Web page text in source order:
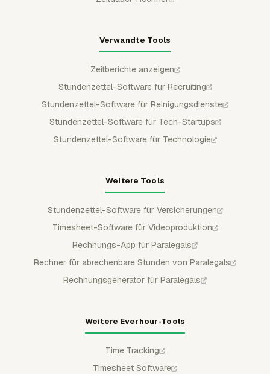
Verwandte Tools
Zeitberichte anzeigen
Stundenzettel-Software für Recruiting
Stundenzettel-Software für Reinigungsdienste
Stundenzettel-Software für Tech-Startups
Stundenzettel-Software für Technologie
Weitere Tools
Stundenzettel-Software für Versicherungen
Timesheet-Software für Videoproduktion
Rechnungs-App für Paralegals
Rechner für abrechenbare Stunden von Paralegals
Rechnungsgenerator für Paralegals
Weitere Everhour-Tools
Time Tracking
Timesheet Software